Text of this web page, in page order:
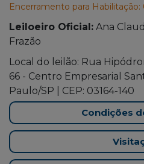
Encerramento para
Leiloeiro Oficial: Ana
Frazão
Local do leilão: Rua
66 - Centro Empresarial
Paulo/SP | CEP: 03164-140
Condições